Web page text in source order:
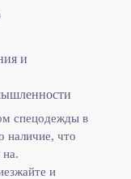
и
спецодежды в
наличие, что
и